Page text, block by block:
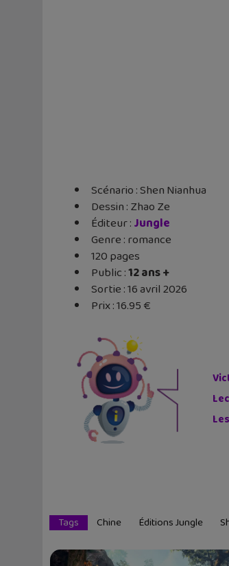
Scénario : Shen Nianhua
Dessin : Zhao Ze
Éditeur ‏:Jungle
Genre : romance
120 pages
Public :12 ans +
Sortie : 16 avril 2026
Prix : 16.95 €
Tags Chine Éditions Jungle